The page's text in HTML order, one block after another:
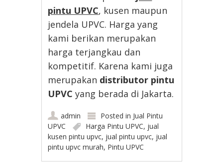
pintu UPVC, kusen maupun
jendela UPVC. Harga yang
kami berikan merupakan
harga terjangkau dan
kompetitif. Karena kami juga
merupakan distributor pintu
UPVC yang berada di Jakarta.
admin Posted in Jual Pintu
UPVC
Harga Pintu UPVC, jual
kusen pintu upvc, jual pintu upvc, jual
pintu upvc murah, Pintu UPVC